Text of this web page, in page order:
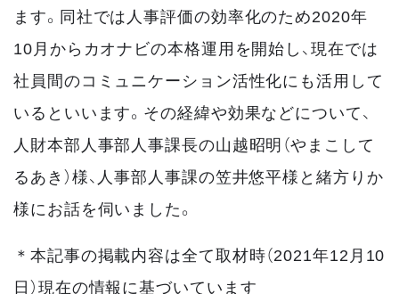
ます。同社では人事評価の効率化のため2020年
10月からカオナビの本格運用を開始し、現在では
社員間のコミュニケーション活性化にも活用して
いるといいます。その経緯や効果などについて、
人財本部人事部人事課長の山越昭明（やまこして
るあき）様、人事部人事課の笠井悠平様と緒方りか
様にお話を伺いました。
＊本記事の掲載内容は全て取材時（2021年12月10
日）現在の情報に基づいています